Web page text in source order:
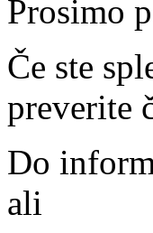
Prosimo
Če ste
preverite
Do
ali